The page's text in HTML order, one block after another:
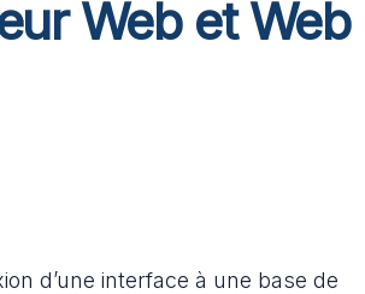
Web et Web
d’une interface à une base de